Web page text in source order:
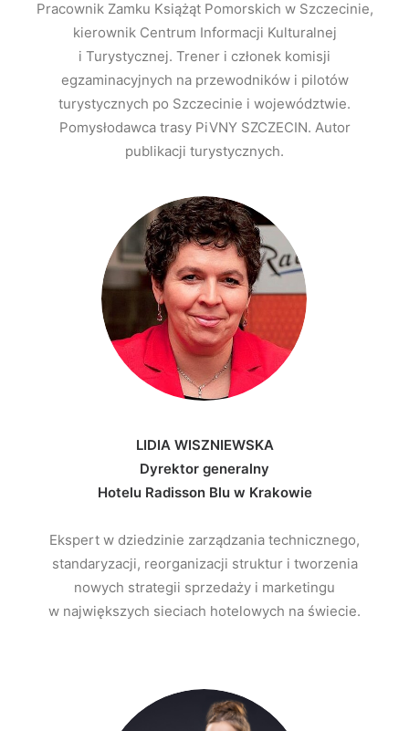
Pracownik Zamku Książąt Pomorskich w Szczecinie,
kierownik Centrum Informacji Kulturalnej
i Turystycznej. Trener i członek komisji
egzaminacyjnych na przewodników i pilotów
turystycznych po Szczecinie i województwie.
Pomysłodawca trasy PiVNY SZCZECIN. Autor
publikacji turystycznych.
LIDIA WISZNIEWSKA
Dyrektor generalny
Hotelu Radisson Blu w Krakowie
Ekspert w dziedzinie zarządzania technicznego,
standaryzacji, reorganizacji struktur i tworzenia
nowych strategii sprzedaży i marketingu
w największych sieciach hotelowych na świecie.